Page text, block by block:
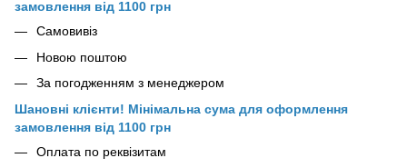
замовлення від 1100 грн
Самовивіз
Новою поштою
За погодженням з менеджером
Шановні клієнти! Мінімальна сума для оформлення
замовлення від 1100 грн
Оплата по реквізитам